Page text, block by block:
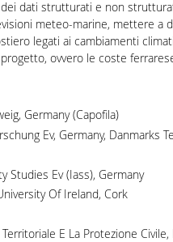
dei dati strutturati e non
meteo-marine, mettere
legati ai cambiamenti
ovvero le coste
Germany (Capofila)
Ev, Germany, Danmarks
Studies Ev (Iass), Germany
Of Ireland, Cork
E La Protezione Civile,